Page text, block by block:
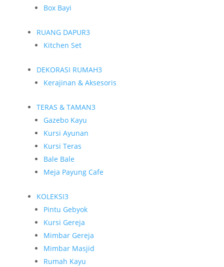
Box Bayi
RUANG DAPUR3
Kitchen Set
DEKORASI RUMAH3
Kerajinan & Aksesoris
TERAS & TAMAN3
Gazebo Kayu
Kursi Ayunan
Kursi Teras
Bale Bale
Meja Payung Cafe
KOLEKSI3
Pintu Gebyok
Kursi Gereja
Mimbar Gereja
Mimbar Masjid
Rumah Kayu